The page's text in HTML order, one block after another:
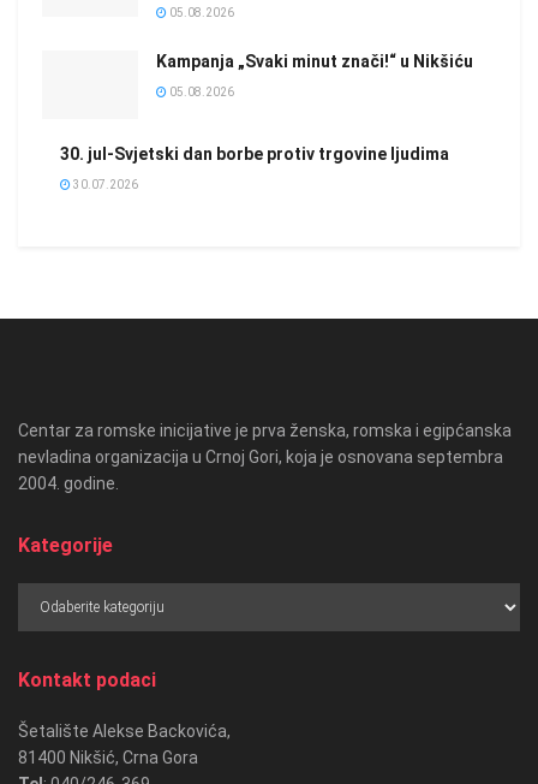
05.08.2026
Kampanja „Svaki minut znači!“ u Nikšiću
05.08.2026
30. jul-Svjetski dan borbe protiv trgovine ljudima
30.07.2026
Centar za romske inicijative je prva ženska, romska i egipćanska
nevladina organizacija u Crnoj Gori, koja je osnovana septembra
2004. godine.
Kategorije
Kontakt podaci
Šetalište Alekse Backovića,
81400 Nikšić, Crna Gora